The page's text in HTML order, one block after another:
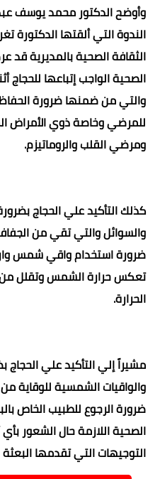
وأوضح الدكتور محمد يوسف
الندوة التي ألقتها
الثقافة الصحية بالمديرية قد
الصحية الواجب إتباعها للحجاج
والتي من ضمنها ضرورة
للمرضي وخاصة ذوي الأمراض
ومرضي القلب والروماتيزم.
كذلك التأكيد علي الحجاج
والسوائل والتي تقي من
ضرورة استخدام واقي شمس
تعكس حرارة الشمس وتقلل من
الحرارة.
مشيراً إلي التأكيد علي الحجاج
والواقيات الشمسية للوقاية
ضرورة الرجوع للطبيب الخاص
الصحية اللازمة حال الشعور
التوجيهات التي تقدمها